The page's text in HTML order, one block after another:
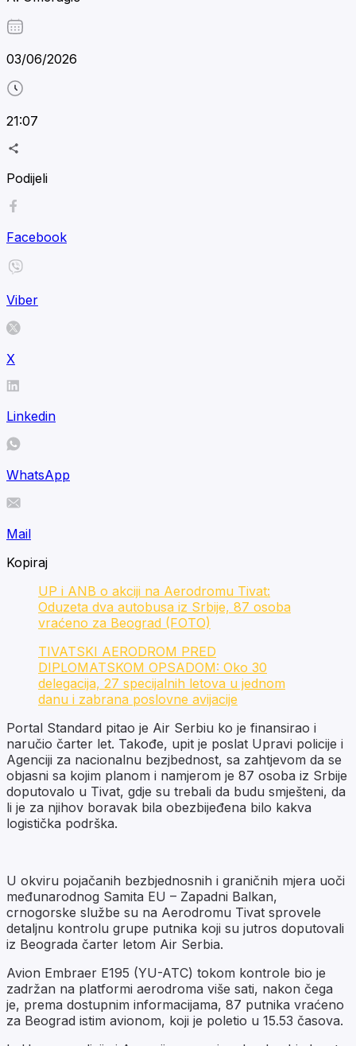
03/06/2026
21:07
Podijeli
Facebook
Viber
X
Linkedin
WhatsApp
Mail
Kopiraj
UP i ANB o akciji na Aerodromu Tivat:
Oduzeta dva autobusa iz Srbije, 87 osoba
vraćeno za Beograd (FOTO)
TIVATSKI AERODROM PRED
DIPLOMATSKOM OPSADOM: Oko 30
delegacija, 27 specijalnih letova u jednom
danu i zabrana poslovne avijacije
Portal Standard pitao je Air Serbiu ko je finansirao i
naručio čarter let. Takođe, upit je poslat Upravi policije i
Agenciji za nacionalnu bezjbednost, sa zahtjevom da se
objasni sa kojim planom i namjerom je 87 osoba iz Srbije
doputovalo u Tivat, gdje su trebali da budu smješteni, da
li je za njihov boravak bila obezbijeđena bilo kakva
logistička podrška.
U okviru pojačanih bezbjednosnih i graničnih mjera uoči
međunarodnog Samita EU – Zapadni Balkan,
crnogorske službe su na Aerodromu Tivat sprovele
detaljnu kontrolu grupe putnika koji su jutros doputovali
iz Beograda čarter letom Air Serbia.
Avion Embraer E195 (YU-ATC) tokom kontrole bio je
zadržan na platformi aerodroma više sati, nakon čega
je, prema dostupnim informacijama, 87 putnika vraćeno
za Beograd istim avionom, koji je poletio u 15.53 časova.